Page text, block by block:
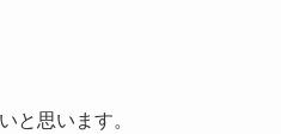
と思います。